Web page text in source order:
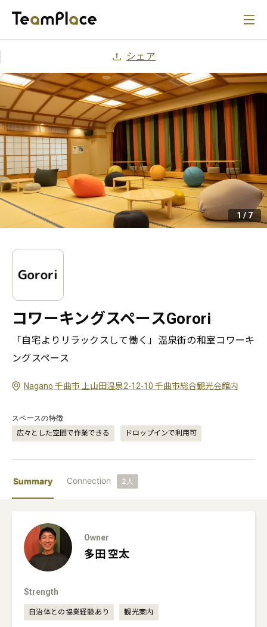
シェア
1 / 7
コワーキングスペースGorori
「自宅よりリラックスして働く」温泉街の和室コワーキ
ングスペース
Nagano 千曲市 上山田温泉2-12-10 千曲市総合観光会館内
スペースの特徴
広々とした空間で作業できる ドロップインで利用可
Summary Connection 2 人
Owner
多田 空太
Strength
自治体との協業経験あり 観光案内